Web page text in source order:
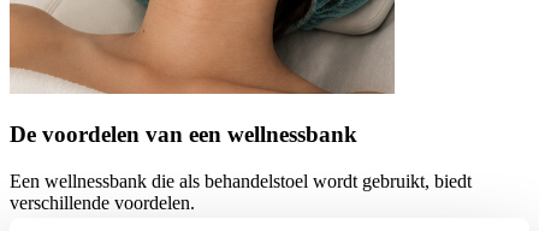
De voordelen van een wellnessbank
Een wellnessbank die als behandelstoel wordt gebruikt, biedt
verschillende voordelen.